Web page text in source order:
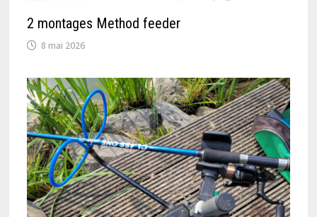
2 montages Method feeder
8 mai 2026